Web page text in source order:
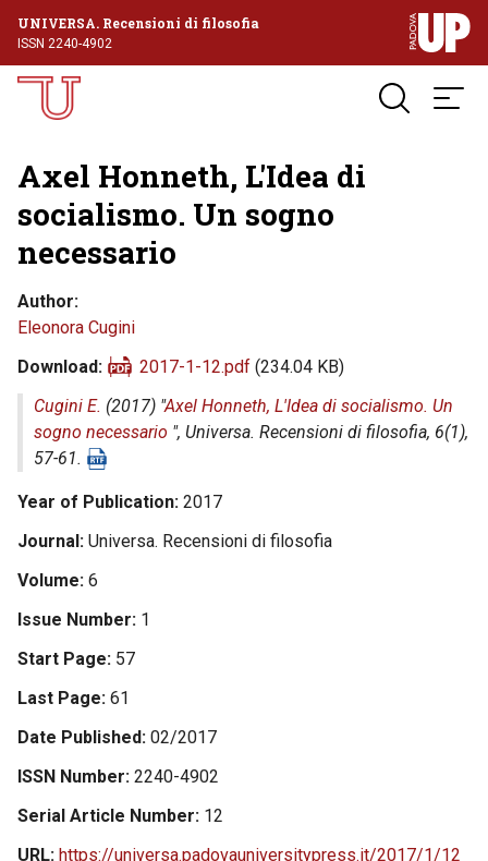
UNIVERSA. Recensioni di filosofia
ISSN 2240-4902
Axel Honneth, L'Idea di
socialismo. Un sogno
necessario
Author
Eleonora Cugini
Download
2017-1-12.pdf (234.04 KB)
Cugini E. (2017) "Axel Honneth, L'Idea di socialismo. Un
sogno necessario ", Universa. Recensioni di filosofia, 6(1),
57-61.
Year of Publication 2017
Journal Universa. Recensioni di filosofia
Volume 6
Issue Number 1
Start Page 57
Last Page 61
Date Published 02/2017
ISSN Number 2240-4902
Serial Article Number 12
URL https://universa.padovauniversitypress.it/2017/1/12